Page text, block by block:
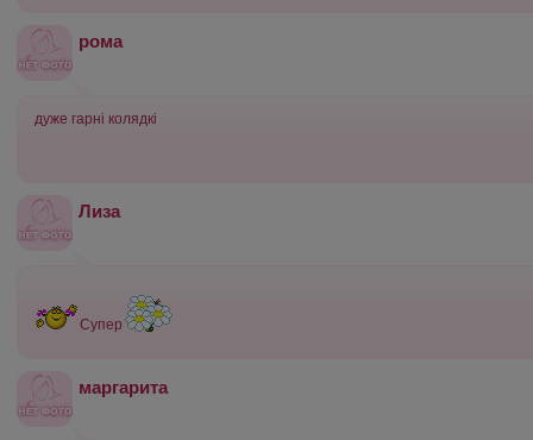
рома
дуже гарні колядкі
Лиза
Супер
маргарита